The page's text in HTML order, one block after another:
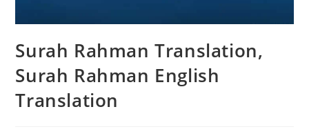
Surah Rahman Translation,
Surah Rahman English
Translation